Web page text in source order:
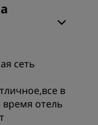
сеть
в
отель